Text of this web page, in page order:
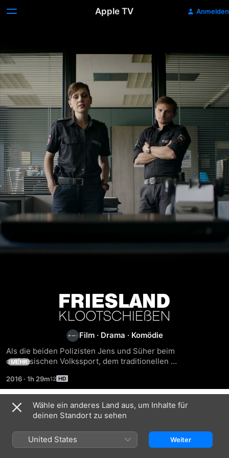
Apple TV Anmelden
Friesland
-
Klootschießen
Film · Drama · Komödie
Als die beiden Polizisten Jens und Süher beim
ostfriesischen Volkssport, dem traditionellen
bunte Treiben ein jähes Ende. Die Identität des Toten zu
ermitteln erweist sich als schwierig - die Leiche muss seit
über 20 Jahren im Moor gelegen haben.
MEHR
2016 · 1h 29m
Ähnlich
Krabbenkrieg
-
Wähle ein anderes Land aus, um Inhalte für
deinen Standort zu sehen
United States Weiter